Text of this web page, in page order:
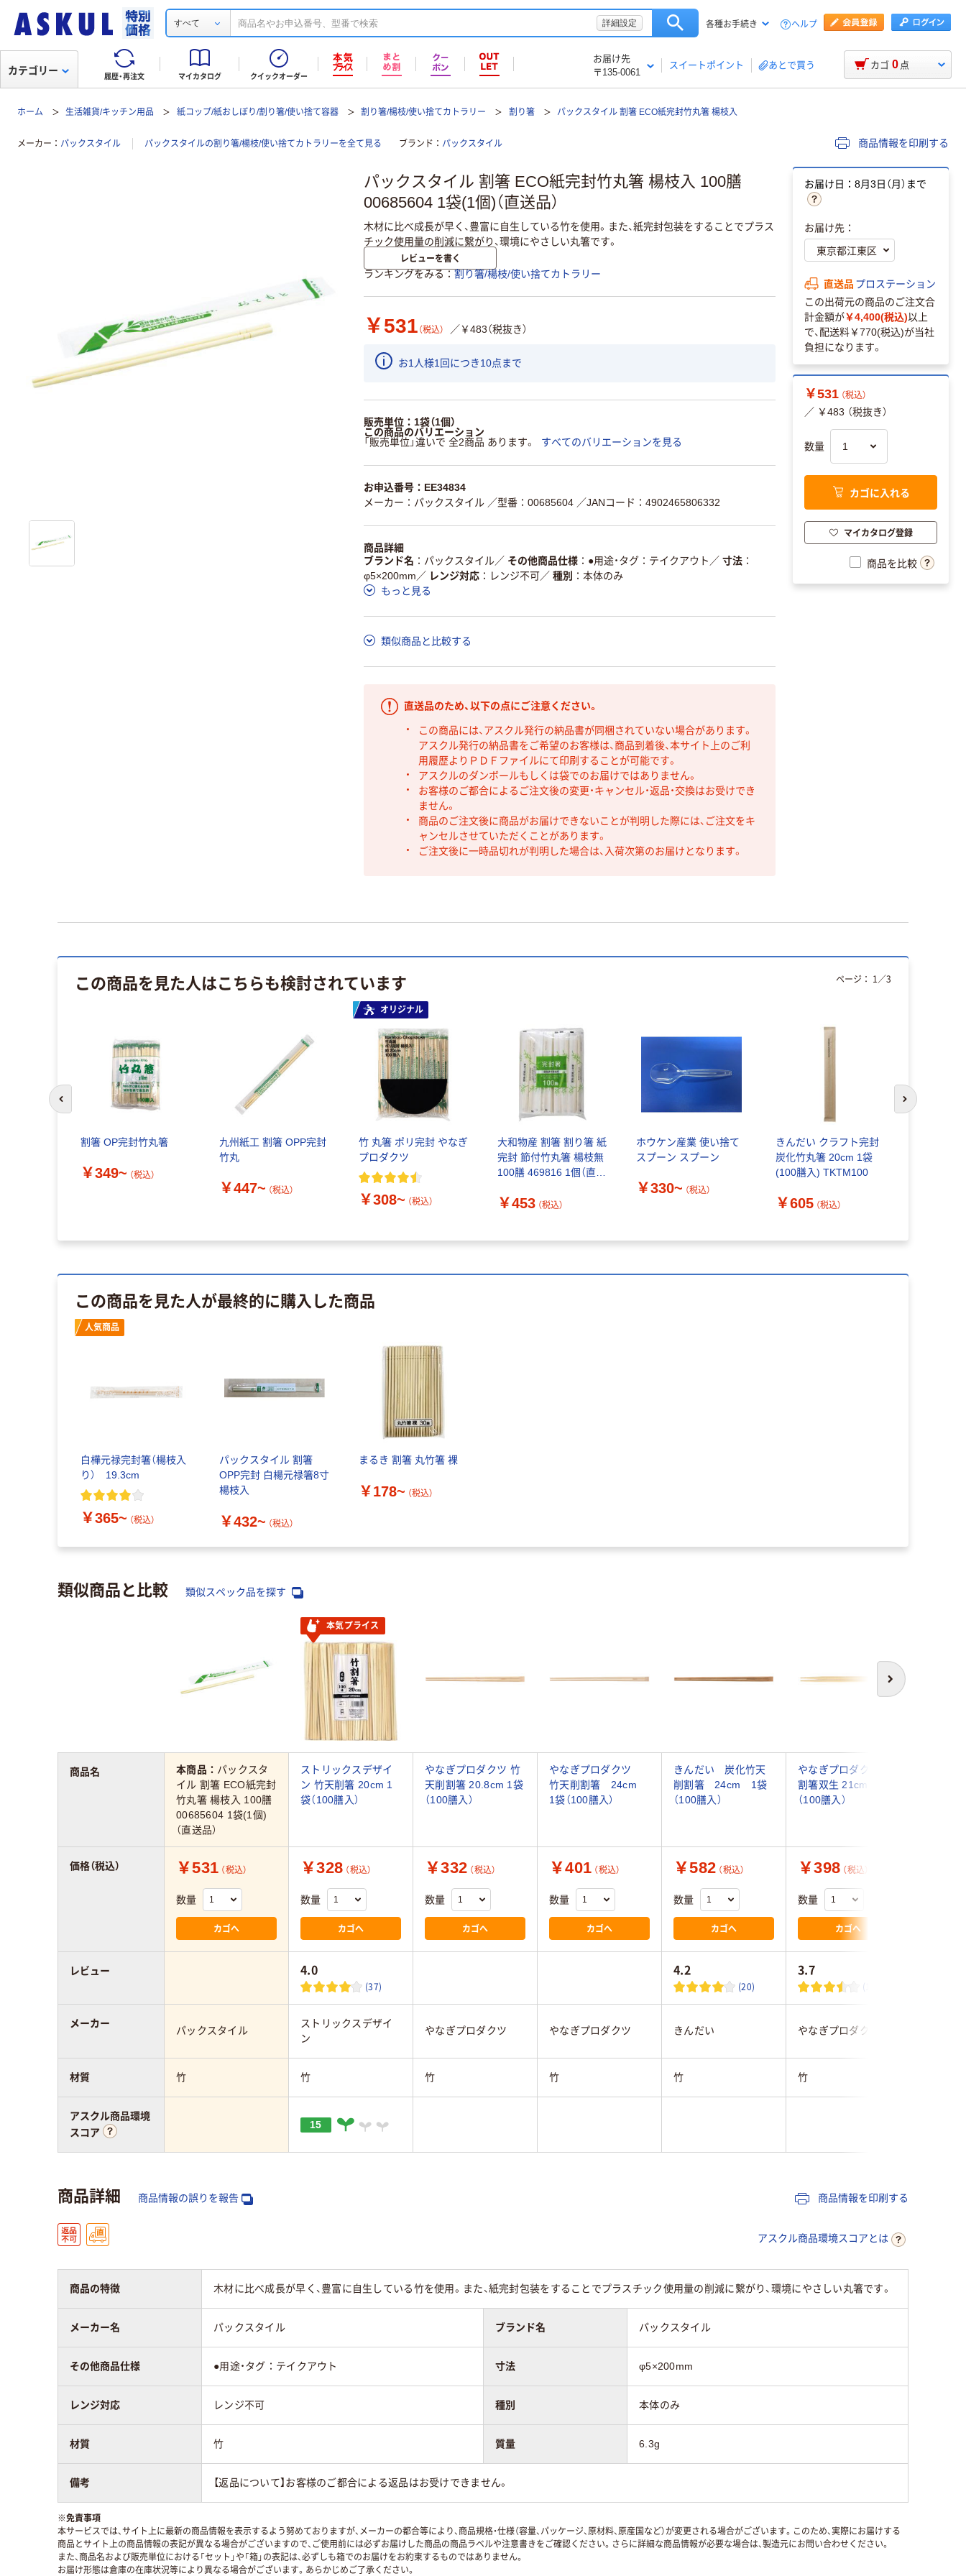
すべて 詳細設定 各種お手続き ヘルプ
履歴・再注文 マイカタログ クイックオーダー
お届け先
〒135-0061
スイートポイント あとで買う
カテゴリー カゴ 0 点
ホーム 生活雑貨/キッチン用品 紙コップ/紙おしぼり/割り箸/使い捨て容器 割り箸/楊枝/使い捨てカトラリー 割り箸 パックスタイル 割箸 ECO紙完封竹丸箸 楊枝入
メーカー パックスタイル パックスタイルの割り箸/楊枝/使い捨てカトラリーを全て見る ブランド パックスタイル 商品情報を印刷する
パックスタイル 割箸 ECO紙完封竹丸箸 楊枝入 100膳
00685604 1袋(1個)（直送品）
木材に比べ成長が早く、豊富に自生している竹を使用。また、紙完封包装をすることでプラス
チック使用量の削減に繋がり、環境にやさしい丸箸です。
レビューを書く
ランキングをみる 割り箸/楊枝/使い捨てカトラリー
￥531 （税込） ／￥483（税抜き）
お1人様1回につき10点まで
販売単位：1袋（1個）
この商品のバリエーション
「販売単位」違いで 全2商品 あります。
すべてのバリエーションを見る
お申込番号：EE34834
メーカー：パックスタイル ／型番：00685604 ／JANコード：4902465806332
商品詳細
ブランド名
パックスタイル／ その他商品仕様 ●用途・タグ：テイクアウト ／ 寸法
φ5×200mm ／ レンジ対応 レンジ不可／ 種別
本体のみ
もっと見る
類似商品と比較する
直送品のため、以下の点にご注意ください。
この商品には、アスクル発行の納品書が同梱されていない場合があります。
アスクル発行の納品書をご希望のお客様は、商品到着後、本サイト上のご利
用履歴よりＰＤＦファイルにて印刷することが可能です。
アスクルのダンボールもしくは袋でのお届けではありません。
お客様のご都合によるご注文後の変更・キャンセル・返品・交換はお受けでき
ません。
商品のご注文後に商品がお届けできないことが判明した際には、ご注文をキ
ャンセルさせていただくことがあります。
ご注文後に一時品切れが判明した場合は、入荷次第のお届けとなります。
お届け日：8月3日（月）まで
お届け先：
直送品 プロステーション
この出荷元の商品のご注文合
計金額が￥4,400(税込)以上
で、配送料￥770(税込)が当社
負担になります。
￥531 （税込）
／ ￥483 （税抜き）
数量
カゴに入れる
マイカタログ登録
商品を比較
この商品を見た人はこちらも検討されています
割箸 OP完封竹丸箸
￥349~ （税込）
九州紙工 割箸 OPP完封
竹丸
￥447~ （税込）
オリジナル
竹 丸箸 ポリ完封 やなぎ
プロダクツ
￥308~ （税込）
大和物産 割箸 割り箸 紙
完封 節付竹丸箸 楊枝無
100膳 469816 1個（直送
￥453 （税込）
ホウケン産業 使い捨て
スプーン スプーン
￥330~ （税込）
きんだい クラフト完封
炭化竹丸箸 20cm 1袋
(100膳入) TKTM100
￥605 （税込）
ページ： 1 ／3
前のスライドへ 次のスライド
この商品を見た人が最終的に購入した商品
人気商品
白樺元禄完封箸（楊枝入
り） 19.3cm
￥365~ （税込）
パックスタイル 割箸
OPP完封 白楊元禄箸8寸
楊枝入
￥432~ （税込）
まるき 割箸 丸竹箸 裸
￥178~ （税込）
類似商品と比較 類似スペック品を探す
次へ
本気プライス
本商品： パックスタ
イル 割箸 ECO紙完封
竹丸箸 楊枝入 100膳
00685604 1袋(1個)
（直送品）
ストリックスデザイ
ン 竹天削箸 20cm 1
袋（100膳入）
やなぎプロダクツ 竹
天削割箸 20.8cm 1袋
（100膳入）
やなぎプロダクツ
竹天削割箸 24cm
1袋（100膳入）
きんだい 炭化竹天
削割箸 24cm 1袋
（100膳入）
やなぎプロダクツ 竹
割箸双生 21cm 1袋
（100膳入）
￥531 （税込）
数量
カゴへ
￥328 （税込）
数量
カゴへ
￥332 （税込）
数量
カゴへ
￥401 （税込）
数量
カゴへ
￥582 （税込）
数量
カゴへ
￥398 （税込）
数量
カゴへ
4.0
(37)
4.2
(20)
3.7
(18)
パックスタイル
ストリックスデザイ
ン
やなぎプロダクツ やなぎプロダクツ きんだい やなぎプロダクツ
竹 竹 竹 竹 竹 竹
15
商品名
価格（税込）
レビュー
メーカー
材質
アスクル商品環境
スコア
商品詳細 商品情報の誤りを報告 商品情報を印刷する
アスクル商品環境スコアとは
商品の特徴 木材に比べ成長が早く、豊富に自生している竹を使用。また、紙完封包装をすることでプラスチック使用量の削減に繋がり、環境にやさしい丸箸です。
メーカー名 パックスタイル ブランド名 パックスタイル
その他商品仕様 ●用途・タグ：テイクアウト 寸法 φ5×200mm
レンジ対応 レンジ不可 種別 本体のみ
材質 竹 質量 6.3g
備考 【返品について】お客様のご都合による返品はお受けできません。
※免責事項
本サービスでは、サイト上に最新の商品情報を表示するよう努めておりますが、メーカーの都合等により、商品規格・仕様（容量、パッケージ、原材料、原産国など）が変更される場合がございます。このため、実際にお届けする
商品とサイト上の商品情報の表記が異なる場合がございますので、ご使用前には必ずお届けした商品の商品ラベルや注意書きをご確認ください。さらに詳細な商品情報が必要な場合は、製造元にお問い合わせください。
また、商品名および販売単位における「セット」や「箱」の表記は、必ずしも箱でのお届けをお約束するものではありません。
お届け形態は倉庫の在庫状況等により異なる場合がございます。あらかじめご了承ください。